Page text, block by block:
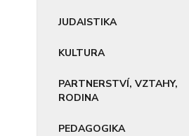
JUDAISTIKA
KULTURA
PARTNERSTVÍ, VZTAHY,
RODINA
PEDAGOGIKA